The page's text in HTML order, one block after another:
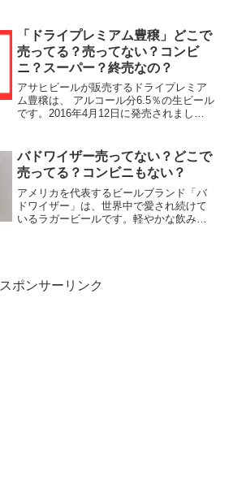
からだのことを考えた素材感と味わいが
特長。食事中はもちろん...
「ドライプレミアム豊穣」どこで
売ってる？売ってない？コンビ
ニ？スーパー？終売なの？
アサヒビールが販売するドライプレミア
ム豊穣は、 アルコール分6.5％の生ビール
です。2016年4月12日に発売されまし
級を掲げた生ビールです。濃厚で深みの
ある味わいを出...
バドワイザー売ってない？どこで
売ってる？コンビニもない？
アメリカを代表するビールブランド「バ
ドワイザー」は、世界中で愛され続けて
いるラガービールです。軽やかな飲み口
スポンサーリンク